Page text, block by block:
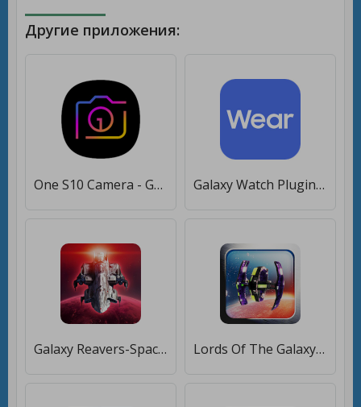
Другие приложения:
One S10 Camera - Galaxy S10 camera style [Unlocked] Galaxy Watch Plugin [Полная версия]
Galaxy Reavers-Space RTS [Много денег] Lords Of The Galaxy 3D - Build & Destroy [Много монет]